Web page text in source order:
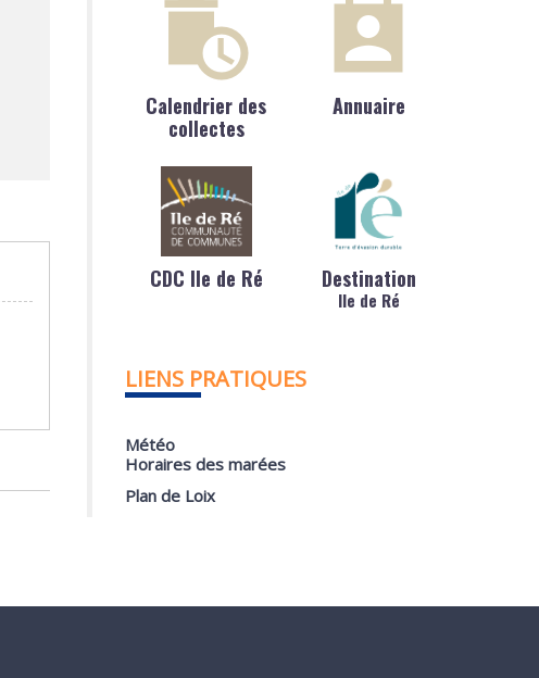
Calendrier des
collectes
Annuaire
CDC Ile de Ré Destination
Ile de Ré
LIENS PRATIQUES
Météo
Horaires des marées
Plan de Loix